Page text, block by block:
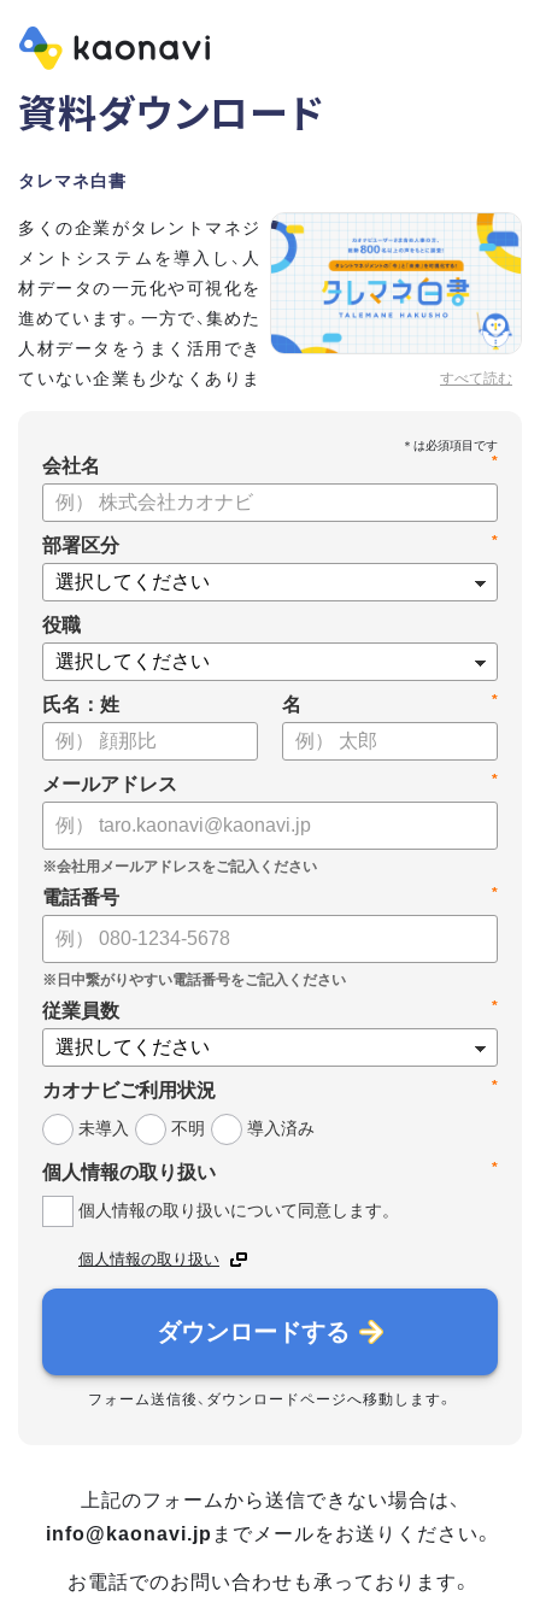
資料ダウンロード
タレマネ白書
すべて読む
多くの企業がタレントマネジ
メントシステムを導入し、人
材データの一元化や可視化を
進めています。一方で、集めた
人材データをうまく活用でき
ていない企業も少なくありま
こうした実情をふまえ、システム導入有無に留まらず、活用状
況や成果を明らかにすべく調査いたしました。
【資料の内容】
・タレントマネジメント推進の事業戦略貢献度
・タレントマネジメントシステム導入の手応え
・人事担当者以外でのカオナビ利用比率
これからのタレントマネジメントが目指すべき指針の参考と
して、ぜひお役立てください。
*
会社名
*
部署区分
役職
氏名：姓 *
名
*
メールアドレス
*
電話番号
*
従業員数
*
カオナビご利用状況
未導入
不明 導入済み
*
個人情報の取り扱い
個人情報の取り扱いについて同意します。
個人情報の取り扱い
ダウンロードする
フォーム送信後、ダウンロードページへ移動します。
上記のフォームから送信できない場合は、
info@kaonavi.jp までメールをお送りください。
お電話でのお問い合わせも承っております。